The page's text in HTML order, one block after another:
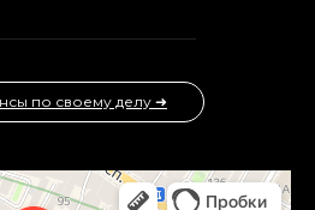
по своему делу ➜